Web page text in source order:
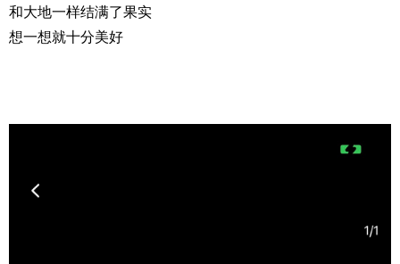
和大地一样结满了果实
想一想就十分美好